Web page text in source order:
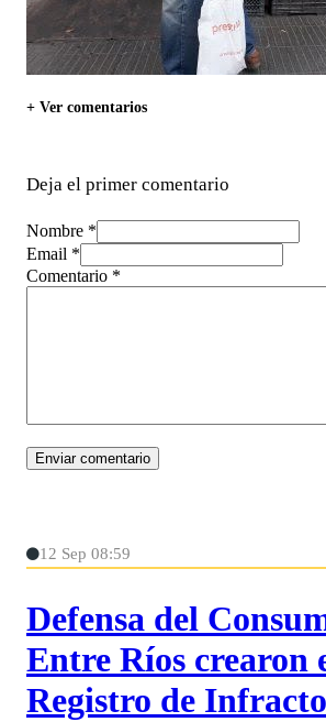
+ Ver comentarios
Deja el primer comentario
Nombre *
Email *
Comentario *
12 Sep 08:59
Defensa del
Entre Ríos crearon
Registro de